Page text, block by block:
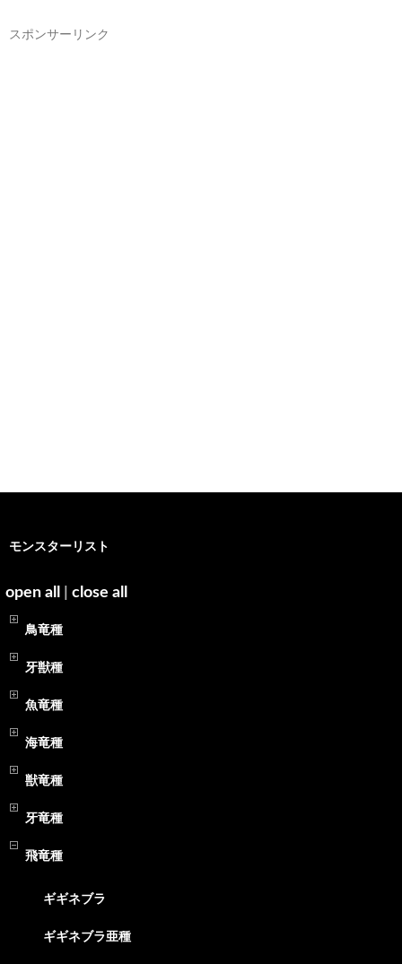
スポンサーリンク
モンスターリスト
open all close all
鳥竜種
牙獣種
魚竜種
海竜種
獣竜種
牙竜種
飛竜種
ギギネブラ
ギギネブラ亜種